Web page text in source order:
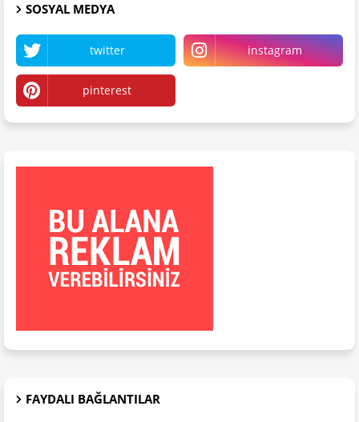
SOSYAL MEDYA
twitter instagram
pinterest
FAYDALI BAĞLANTILAR